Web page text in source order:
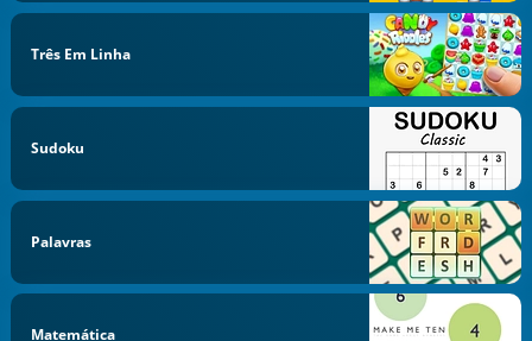
Três Em Linha
Sudoku
Palavras
Matemática